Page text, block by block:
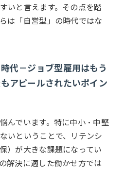
いと言えます。その点を踏
は「自営型」の時代ではな
代－ジョブ型雇用はもう
アピールされたいポイン
んでいます。特に中小・中堅
いということで、リテンシ
）が大きな課題になってい
解決に適した働かせ方では